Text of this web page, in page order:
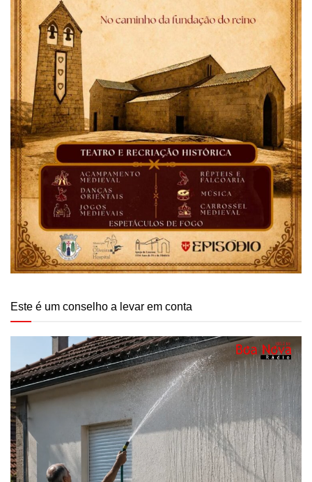
Este é um conselho a levar em conta